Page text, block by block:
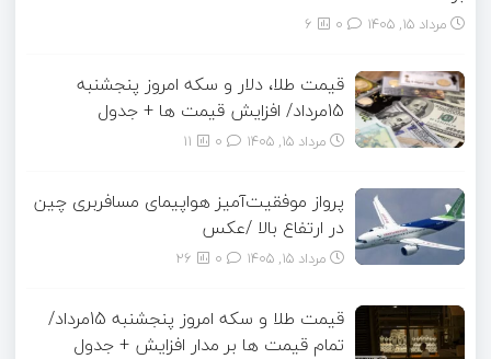
مرداد ۱۵, ۱۴۰۵ 6
قیمت طلا، دلار و سکه امروز پنجشنبه
15مرداد/ افزایش قیمت ها + جدول
مرداد ۱۵, ۱۴۰۵ 11
پرواز موفقیت‌آمیز هواپیمای مسافربری چین
در ارتفاع بالا /عکس
مرداد ۱۵, ۱۴۰۵ 26
قیمت طلا و سکه امروز پنجشنبه 15مرداد/
تمام قیمت ها بر مدار افزایش + جدول